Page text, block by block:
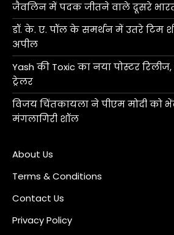
जैवलिन में पदक जीतने वाले दूसरे
डॉ. के. ए. पॉल के समर्थन में उतरे टिम
अपील
Yash की Toxic का नया पोस्टर
ट्रेलर
विजय चिंतकायला ने पीएम मोदी को
मंगलागिरी शॉल
About Us
Terms & Conditions
Contact Us
Privacy Policy